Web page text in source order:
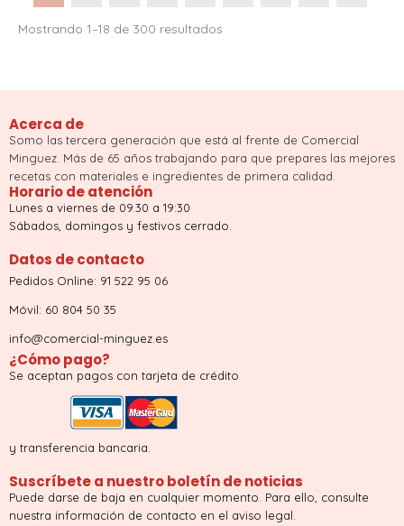
Mostrando 1–18 de 300 resultados
Acerca de
Somo las tercera generación que está al frente de Comercial
Minguez. Más de 65 años trabajando para que prepares las mejores
recetas con materiales e ingredientes de primera calidad.
Horario de atención
Lunes a viernes de 09.30 a 19:30
Sábados, domingos y festivos cerrado.
Datos de contacto
Pedidos Online: 91 522 95 06
Móvil: 60 804 50 35
info@comercial-minguez.es
¿Cómo pago?
Se aceptan pagos con tarjeta de crédito
y transferencia bancaria.
Suscríbete a nuestro boletín de noticias
Puede darse de baja en cualquier momento. Para ello, consulte
nuestra información de contacto en el aviso legal.